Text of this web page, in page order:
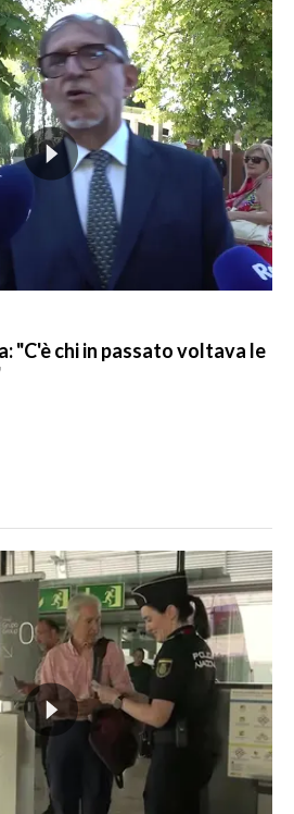
"C'è chi in passato voltava le